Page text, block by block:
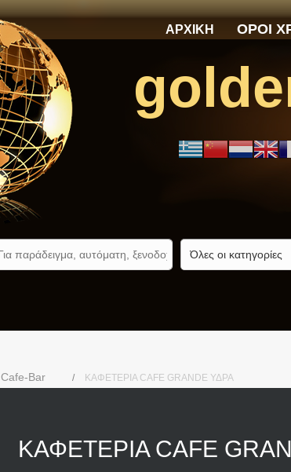
ΑΡΧΙΚΗ ΟΡΟΙ
Cafe-Bar ΚΑΦΕΤΕΡΙΑ CAFE GRANDE ΥΔΡΑ
ΚΑΦΕΤΕΡΙΑ CAFE